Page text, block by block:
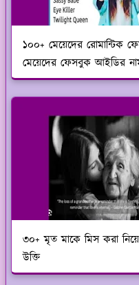
১০০+ মেয়েদের রোমান্টিক
মেয়েদের ফেসবুক আইডির
৩০+ মৃত মাকে মিস করা নিয়ে
উক্তি